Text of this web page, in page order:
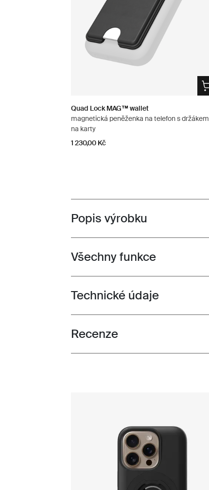
Quad Lock MAG™ wallet
magnetická peněženka na telefon s držákem
na karty
1 230,00 Kč
Toggle overview
Popis výrobku
Toggle features
Všechny funkce
Toggle techspec
Technické údaje
Toggle overview
Recenze